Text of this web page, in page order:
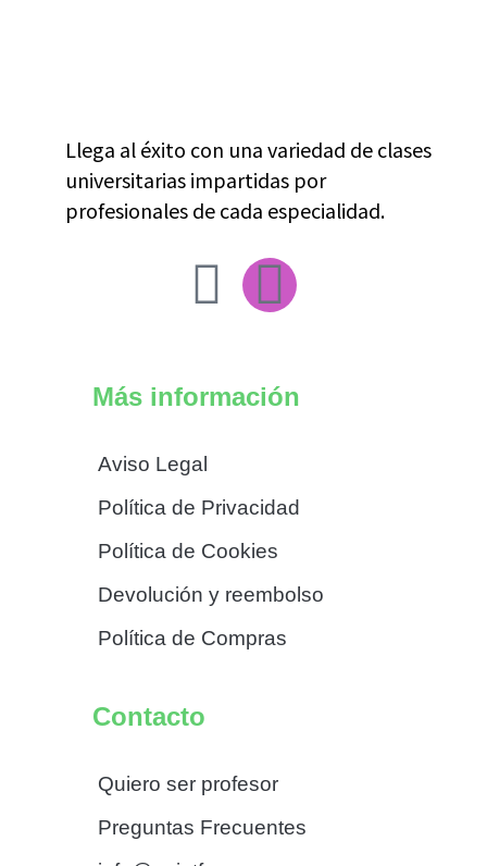
Llega al éxito con una variedad de clases
universitarias impartidas por
profesionales de cada especialidad.
Más información
Aviso Legal
Política de Privacidad
Política de Cookies
Devolución y reembolso
Política de Compras
Contacto
Quiero ser profesor
Preguntas Frecuentes